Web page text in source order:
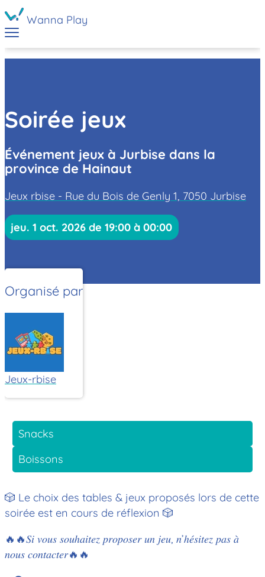
Wanna Play
Soirée jeux
Événement jeux à Jurbise dans la
province de Hainaut
Jeux rbise - Rue du Bois de Genly 1, 7050 Jurbise
jeu. 1 oct. 2026 de 19:00 à 00:00
Organisé par
Jeux-rbise
Snacks
Boissons
🎲 Le choix des tables & jeux proposés lors de cette
soirée est en cours de réflexion 🎲
🔥🔥𝑆𝑖 𝑣𝑜𝑢𝑠 𝑠𝑜𝑢ℎ𝑎𝑖𝑡𝑒𝑧 𝑝𝑟𝑜𝑝𝑜𝑠𝑒𝑟 𝑢𝑛 𝑗𝑒𝑢, 𝑛’ℎ𝑒́𝑠𝑖𝑡𝑒𝑧 𝑝𝑎𝑠 𝑎̀
𝑛𝑜𝑢𝑠 𝑐𝑜𝑛𝑡𝑎𝑐𝑡𝑒𝑟🔥🔥